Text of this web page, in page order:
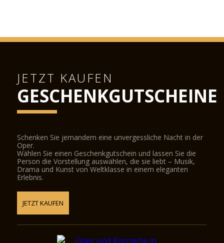
JETZT KAUFEN
GESCHENKGUTSCHEINE
Schenken Sie jemandem eine unvergessliche Nacht in der
Oper.
Wählen Sie einen Geschenkgutschein und lassen Sie die
Person die Vorstellung auswählen, die sie liebt – Musik,
Drama und Kunst von Weltklasse in einem eleganten
Erlebnis.
JETZT KAUFEN